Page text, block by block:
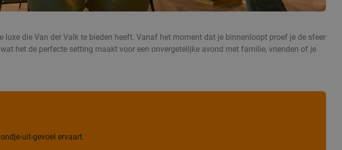
die Van der Valk te bieden heeft. Vanaf het moment dat je binnenloopt proef je de sfeer
het de perfecte setting maakt voor een onvergetelijke avond met familie, vrienden of je
uit-gevoel ervaart.